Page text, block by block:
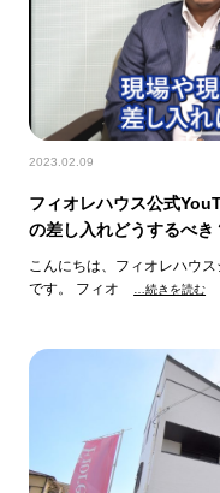
2023.02.09
フィオレハウス公式
の差し入れどうするべき
こんにちは、フィオレハウ
です。 フィオ
…続きを読む